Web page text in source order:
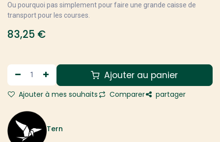
Ou pourquoi pas simplement pour faire une grande caisse de
transport pour les courses.
83,25 €
Ajouter au panier
Ajouter à mes souhaits Comparer partager
Tern